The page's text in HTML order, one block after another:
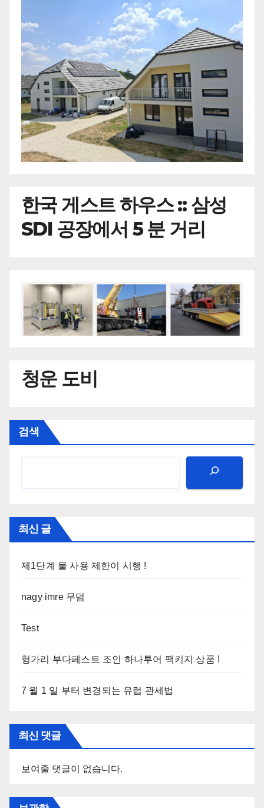
한국 게스트 하우스 :: 삼성
SDI 공장에서 5 분 거리
청운 도비
검색
최신 글
제1단계 물 사용 제한이 시행 !
nagy imre 무덤
Test
헝가리 부다페스트 조인 하나투어 팩키지 상품 !
7 월 1 일 부터 변경되는 유럽 관세법
최신 댓글
보여줄 댓글이 없습니다.